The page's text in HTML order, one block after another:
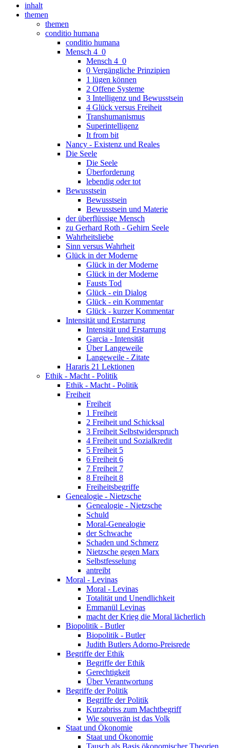
inhalt
themen
themen
conditio humana
conditio humana
Mensch 4_0
Mensch 4_0
0 Vergängliche Prinzipien
1 lügen können
2 Offene Systeme
3 Intelligenz und Bewusstsein
4 Glück versus Freiheit
Transhumanismus
Superintelligenz
It from bit
Nancy - Existenz und Reales
Die Seele
Die Seele
Überforderung
lebendig oder tot
Bewusstsein
Bewusstsein
Bewusstsein und Materie
der überflüssige Mensch
zu Gerhard Roth - Gehirn Seele
Wahrheitsliebe
Sinn versus Wahrheit
Glück in der Moderne
Glück in der Moderne
Glück in der Moderne
Fausts Tod
Glück - ein Dialog
Glück - ein Kommentar
Glück - kurzer Kommentar
Intensität und Erstarrung
Intensität und Erstarrung
Garcia - Intensität
Über Langeweile
Langeweile - Zitate
Hararis 21 Lektionen
Ethik - Macht - Politik
Ethik - Macht - Politik
Freiheit
Freiheit
1 Freiheit
2 Freiheit und Schicksal
3 Freiheit Selbstwiderspruch
4 Freiheit und Sozialkredit
5 Freiheit 5
6 Freiheit 6
7 Freiheit 7
8 Freiheit 8
Freiheitsbegriffe
Genealogie - Nietzsche
Genealogie - Nietzsche
Schuld
Moral-Genealogie
der Schwache
Schaden und Schmerz
Nietzsche gegen Marx
Selbstfesselung
antreibt
Moral - Levinas
Moral - Levinas
Totalität und Unendlichkeit
Emmanül Levinas
macht der Krieg die Moral lächerlich
Biopolitik - Butler
Biopolitik - Butler
Judith Butlers Adorno-Preisrede
Begriffe der Ethik
Begriffe der Ethik
Gerechtigkeit
Über Verantwortung
Begriffe der Politik
Begriffe der Politik
Kurzabriss zum Machtbegriff
Wie souverän ist das Volk
Staat und Ökonomie
Staat und Ökonomie
Tausch als Basis ökonomischer Theorien